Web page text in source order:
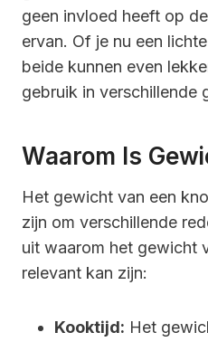
geen invloed heeft op
ervan. Of je nu een
beide kunnen even
gebruik in verschillende
Waarom Is
Het gewicht van een
zijn om verschillende
uit waarom het gewicht
relevant kan zijn:
Kooktijd: Het